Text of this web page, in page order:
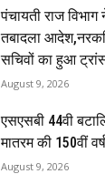
पंचायती राज
तबादला
सचिवों का हुआ
August 9, 2026
एसएसबी 44वी
मातरम की 150वीं
August 9, 2026